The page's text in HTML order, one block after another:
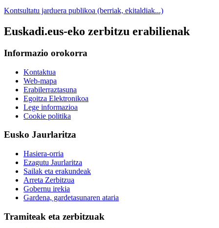
Kontsultatu jarduera publikoa (berriak, ekitaldiak...)
Euskadi.eus-eko zerbitzu erabilienak
Informazio orokorra
Kontaktua
Web-mapa
Erabilerraztasuna
Egoitza Elektronikoa
Lege informazioa
Cookie politika
Eusko Jaurlaritza
Hasiera-orria
Ezagutu Jaurlaritza
Sailak eta erakundeak
Arreta Zerbitzua
Gobernu irekia
Gardena, gardetasunaren ataria
Tramiteak eta zerbitzuak